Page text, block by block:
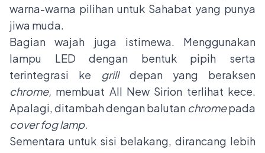
warna-warna pilihan untuk Sahabat yang punya
jiwa muda.
Bagian wajah juga istimewa. Menggunakan
lampu LED dengan bentuk pipih serta
terintegrasi ke grilldepan yang beraksen
chrome, membuat All New Sirion terlihat kece.
Apalagi, ditambah dengan balutan chromepada
cover fog lamp.
Sementara untuk sisi belakang, dirancang lebih